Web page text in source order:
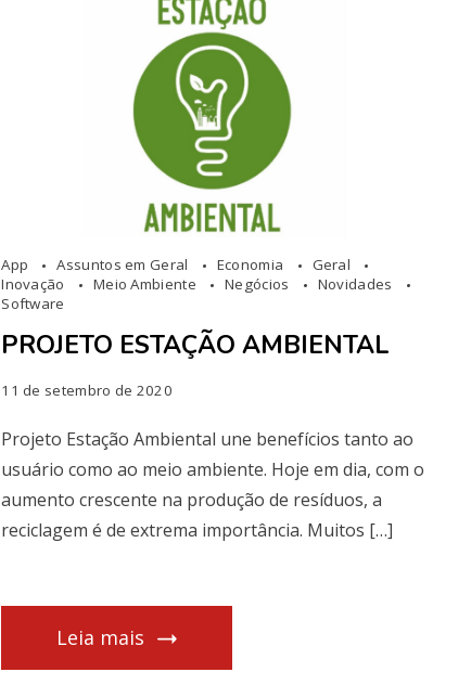
App Assuntos em Geral Economia
Geral
Inovação
Meio Ambiente Negócios
Novidades
Software
PROJETO ESTAÇÃO AMBIENTAL
11 de setembro de 2020
Projeto Estação Ambiental une benefícios tanto ao
usuário como ao meio ambiente. Hoje em dia, com o
aumento crescente na produção de resíduos, a
reciclagem é de extrema importância. Muitos […]
Leia mais